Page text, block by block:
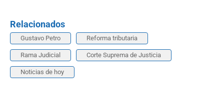
Relacionados
Gustavo Petro Reforma tributaria
Rama Judicial Corte Suprema de Justicia
Noticias de hoy